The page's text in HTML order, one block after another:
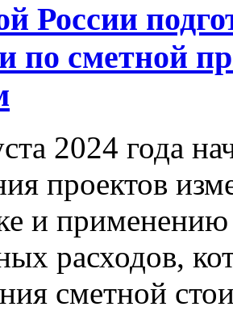
России
по сметной
2024 года
проектов
и
расходов,
сметной